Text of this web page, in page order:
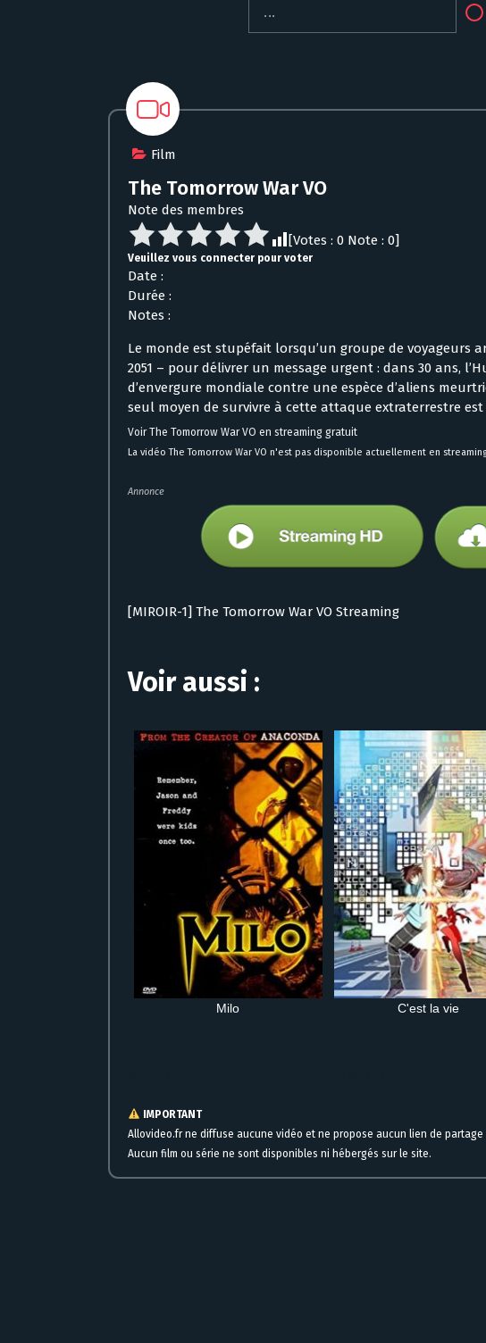
Film
The Tomorrow War VO
Note des membres
[Votes : 0 Note : 0]
Veuillez vous connecter pour voter
Date :
Durée :
Notes :
Le monde est stupéfait lorsqu’un groupe de voyageurs
2051 – pour délivrer un message urgent : dans 30 ans,
d’envergure mondiale contre une espèce d’aliens
seul moyen de survivre à cette attaque extraterrestre
Voir The Tomorrow War VO en streaming gratuit
La vidéo The Tomorrow War VO n'est pas disponible actuellement en
Annonce
[MIROIR-1] The Tomorrow War VO Streaming
Voir aussi :
Milo C'est la vie
IMPORTANT
Allovideo.fr ne diffuse aucune vidéo et ne propose aucun lien de
Aucun film ou série ne sont disponibles ni hébergés sur le site.